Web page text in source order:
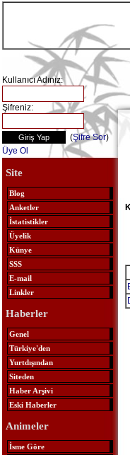
Kullanıcı Adınız:
Şifreniz:
(Şifre Sor)
Üye Ol
Site
Blog
Anketler
İstatistikler
Üyelik
Künye
SSS
E-mail
Linkler
Haberler
Genel
Türkiye'den
Yurtdışından
Siteden
Haber Arşivi
Eski Haberler
Animeler
İsme Göre